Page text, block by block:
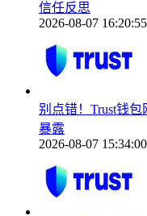
信任反思
2026-08-07 16:20:55
别点错！Trust钱
暴露
2026-08-07 15:34:00